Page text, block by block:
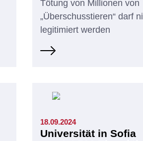
Tötung von Millionen von
„Überschusstieren“ darf
legitimiert werden
18.09.2024
Universität in Sofia